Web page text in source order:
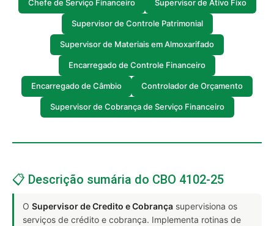
Chefe de Serviço Financeiro Supervisor de Ativo Fixo
Supervisor de Controle Patrimonial
Supervisor de Materiais em Almoxarifado
Encarregado de Controle Financeiro
Encarregado de Câmbio Controlador de Orçamento
Supervisor de Cobrança de Serviço Financeiro
📋 Descrição sumária do CBO 4102-25
O Supervisor de Credito e Cobrança supervisiona os
serviços de crédito e cobrança. Implementa rotinas de